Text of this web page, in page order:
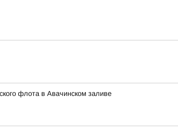
флота в Авачинском заливе